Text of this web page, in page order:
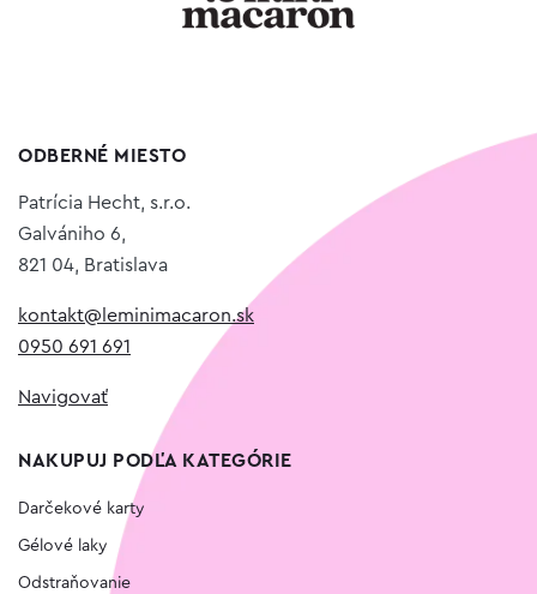
ODBERNÉ MIESTO
Patrícia Hecht, s.r.o.
Galvániho 6,
821 04, Bratislava
kontakt@leminimacaron.sk
0950 691 691
Navigovať
NAKUPUJ PODĽA KATEGÓRIE
Darčekové karty
Gélové laky
Odstraňovanie